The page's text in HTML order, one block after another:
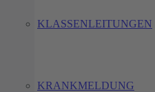
KLASSENLEITUNGEN
KRANKMELDUNG